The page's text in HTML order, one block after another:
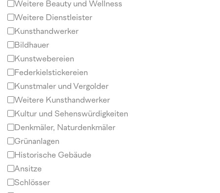
Weitere Beauty und Wellness
Weitere Dienstleister
Kunsthandwerker
Bildhauer
Kunstwebereien
Federkielstickereien
Kunstmaler und Vergolder
Weitere Kunsthandwerker
Kultur und Sehenswürdigkeiten
Denkmäler, Naturdenkmäler
Grünanlagen
Historische Gebäude
Ansitze
Schlösser